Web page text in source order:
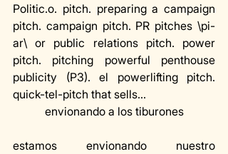
Politic.o. pitch. preparing a campaign
pitch. campaign pitch. PR pitches \pi-
ar\ or public relations pitch. power
pitch. pitching powerful penthouse
publicity (P3). el powerlifting pitch.
quick-tel-pitch that sells...
envionando a los tiburones
estamos envionando nuestro